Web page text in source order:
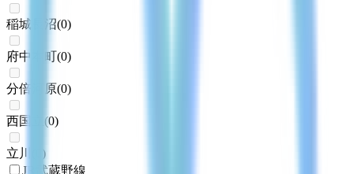
稲城長沼(0)
府中本町(0)
分倍河原(0)
西国立 (0)
立川
)
JR武蔵野線